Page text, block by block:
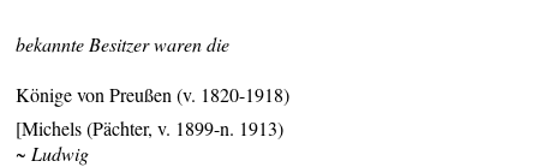
bekannte Besitzer waren die
Könige von Preußen (v. 1820-1918)
[Michels (Pächter, v. 1899-n. 1913)
~ Ludwig